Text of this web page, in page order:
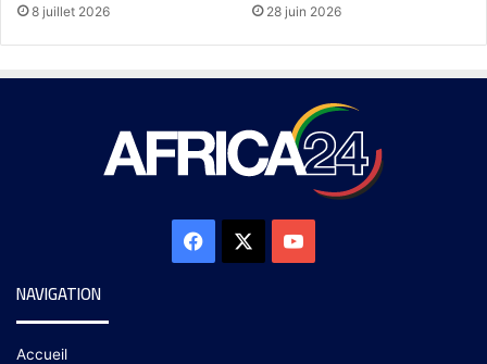
8 juillet 2026 28 juin 2026
NAVIGATION
Accueil